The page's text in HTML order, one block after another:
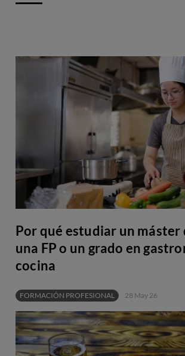
Por qué estudiar un máster
una FP o un grado en
cocina
FORMACIÓN PROFESIONAL 28 May 26